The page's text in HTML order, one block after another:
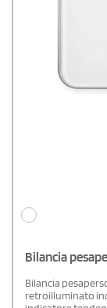
Bilancia
Bilancia
retroilluminato